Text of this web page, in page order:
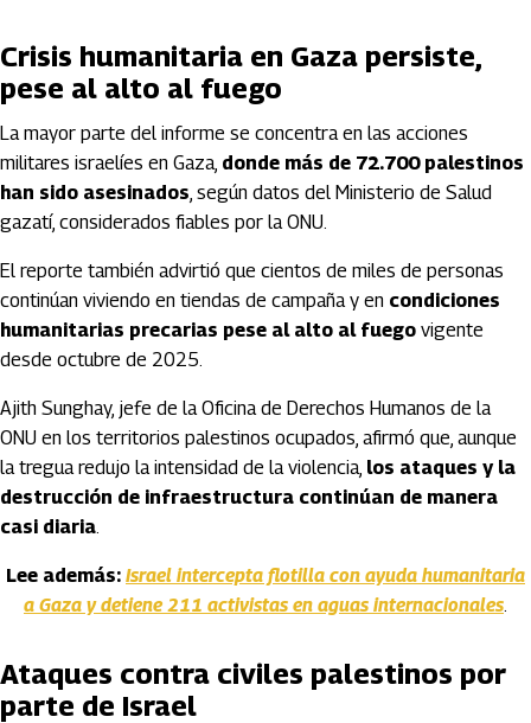
Crisis humanitaria en Gaza persiste,
pese al alto al fuego
La mayor parte del informe se concentra en las acciones
militares israelíes en Gaza, donde más de 72.700 palestinos
han sido asesinados, según datos del Ministerio de Salud
gazatí, considerados fiables por la ONU.
El reporte también advirtió que cientos de miles de personas
continúan viviendo en tiendas de campaña y en condiciones
humanitarias precarias pese al alto al fuego vigente
desde octubre de 2025.
Ajith Sunghay, jefe de la Oficina de Derechos Humanos de la
ONU en los territorios palestinos ocupados, afirmó que, aunque
la tregua redujo la intensidad de la violencia, los ataques y la
destrucción de infraestructura continúan de manera
casi diaria.
Lee además: Israel intercepta flotilla con ayuda humanitaria
a Gaza y detiene 211 activistas en aguas internacionales.
Ataques contra civiles palestinos por
parte de Israel